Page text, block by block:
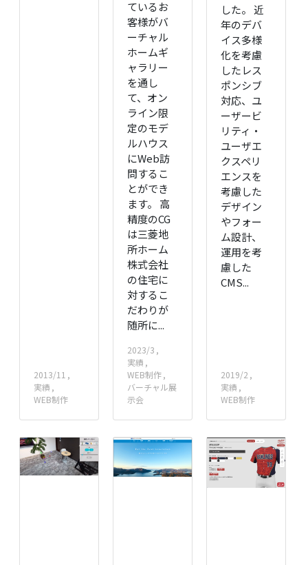
2013/11
実績
WEB制作
ているお
客様がバ
ーチャル
ホームギ
ャラリー
を通し
て、オン
ライン限
定のモデ
ルハウス
にWeb訪
問するこ
とができ
ます。 高
精度のCG
は三菱地
所ホーム
株式会社
の住宅に
対するこ
だわりが
随所に...
2023/3
実績
WEB制作
バーチャル展
示会
した。 近
年のデバ
イス多様
化を考慮
したレス
ポンシブ
対応、ユ
ーザービ
リティ・
ユーザエ
クスペリ
エンスを
考慮した
デザイン
やフォー
ム設計、
運用を考
慮した
CMS...
2019/2
実績
WEB制作